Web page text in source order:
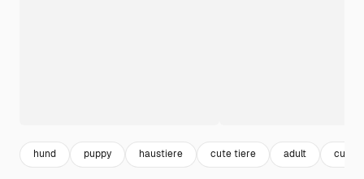
hund puppy haustiere cute tiere adult cute